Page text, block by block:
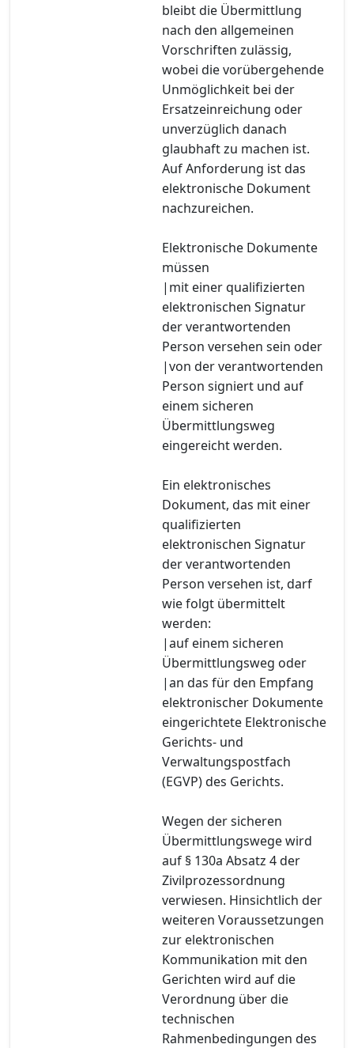
bleibt die Übermittlung
nach den allgemeinen
Vorschriften zulässig,
wobei die vorübergehende
Unmöglichkeit bei der
Ersatzeinreichung oder
unverzüglich danach
glaubhaft zu machen ist.
Auf Anforderung ist das
elektronische Dokument
nachzureichen.
Elektronische Dokumente
müssen
|mit einer qualifizierten
elektronischen Signatur
der verantwortenden
Person versehen sein oder
|von der verantwortenden
Person signiert und auf
einem sicheren
Übermittlungsweg
eingereicht werden.
Ein elektronisches
Dokument, das mit einer
qualifizierten
elektronischen Signatur
der verantwortenden
Person versehen ist, darf
wie folgt übermittelt
werden:
|auf einem sicheren
Übermittlungsweg oder
|an das für den Empfang
elektronischer Dokumente
eingerichtete Elektronische
Gerichts- und
Verwaltungspostfach
(EGVP) des Gerichts.
Wegen der sicheren
Übermittlungswege wird
auf § 130a Absatz 4 der
Zivilprozessordnung
verwiesen. Hinsichtlich der
weiteren Voraussetzungen
zur elektronischen
Kommunikation mit den
Gerichten wird auf die
Verordnung über die
technischen
Rahmenbedingungen des